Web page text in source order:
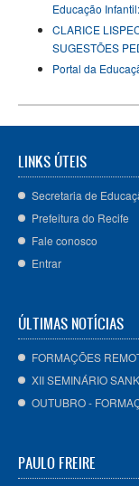
Educação
CLARICE
SUGESTÕES
Portal da
LINKS ÚTEIS
Secretaria de
Prefeitura do Recife
Fale conosco
Entrar
ÚLTIMAS NOTÍCIAS
FORMAÇÕES
XII SEMINÁRIO
OUTUBRO -
PAULO FREIRE